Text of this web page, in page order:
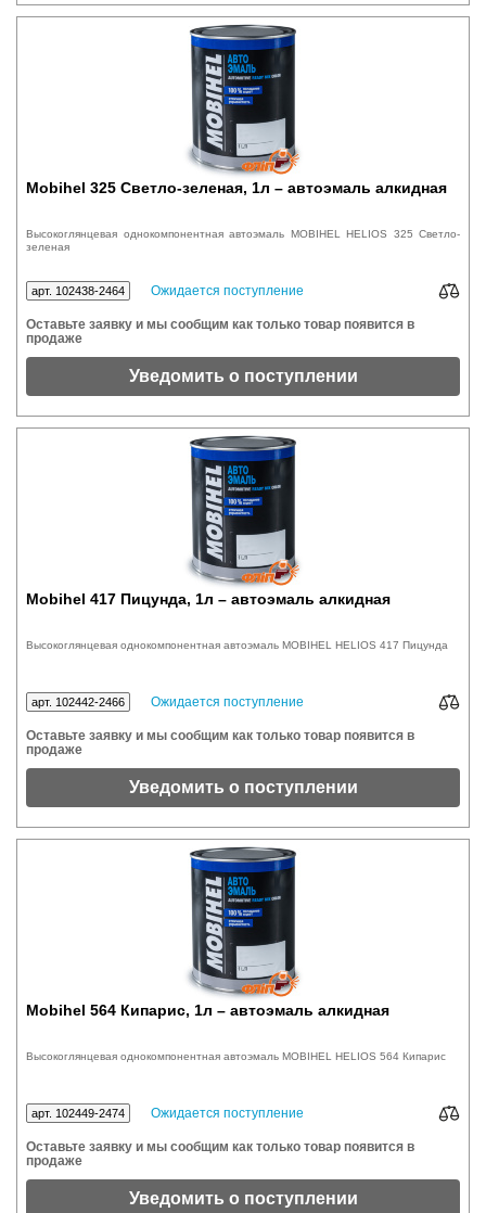
Mobihel 325 Светло-зеленая, 1л – автоэмаль алкидная
Высокоглянцевая однокомпонентная автоэмаль MOBIHEL HELIOS 325 Светло-
зеленая
арт. 102438-2464 Ожидается поступление
Оставьте заявку и мы сообщим как только товар появится в
продаже
Уведомить о поступлении
Mobihel 417 Пицунда, 1л – автоэмаль алкидная
Высокоглянцевая однокомпонентная автоэмаль MOBIHEL HELIOS 417 Пицунда
арт. 102442-2466 Ожидается поступление
Оставьте заявку и мы сообщим как только товар появится в
продаже
Уведомить о поступлении
Mobihel 564 Кипарис, 1л – автоэмаль алкидная
Высокоглянцевая однокомпонентная автоэмаль MOBIHEL HELIOS 564 Кипарис
арт. 102449-2474 Ожидается поступление
Оставьте заявку и мы сообщим как только товар появится в
продаже
Уведомить о поступлении